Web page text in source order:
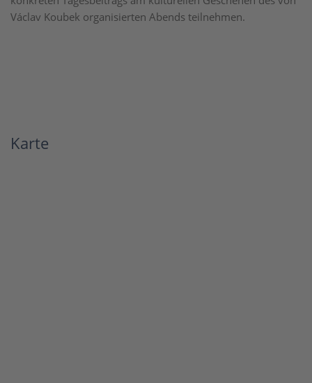
Václav Koubek organisierten Abends teilnehmen.
Karte